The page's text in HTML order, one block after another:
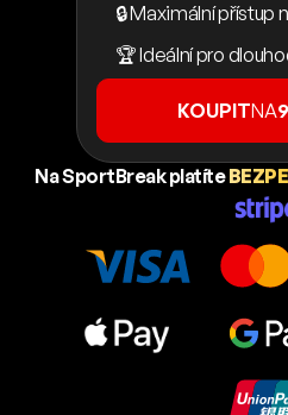
🔒 Maximální přístup
🏆 Ideální pro
KOUPITNA
Na SportBreak platíte